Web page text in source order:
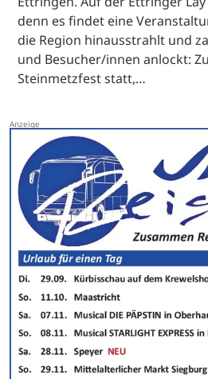
denn es findet eine
die Region hinausstrahlt und
und Besucher/innen anlockt:
Steinmetzfest statt,…